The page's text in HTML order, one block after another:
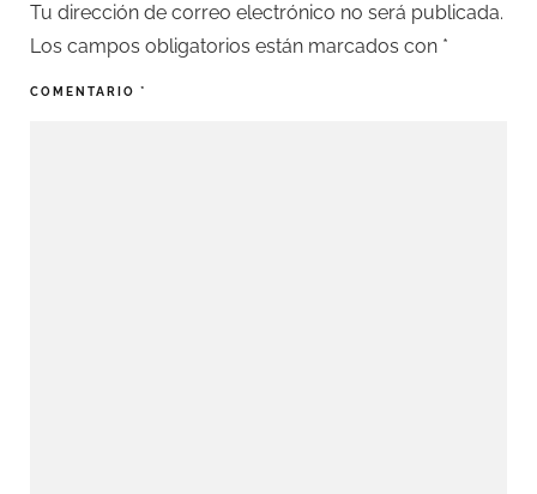
Tu dirección de correo electrónico no será publicada.
Los campos obligatorios están marcados con *
COMENTARIO *